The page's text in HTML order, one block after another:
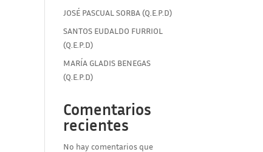
JOSÉ PASCUAL SORBA (Q.E.P.D)
SANTOS EUDALDO FURRIOL
(Q.E.P.D)
MARÍA GLADIS BENEGAS
(Q.E.P.D)
Comentarios
recientes
No hay comentarios que